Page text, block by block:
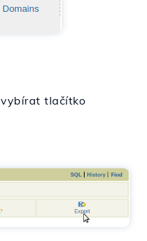
vybírat tlačítko